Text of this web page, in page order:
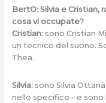
BertO: Silvia e Cristian,
cosa vi occupate?
Cristian:sono Cristian
un tecnico del suono.
Thea.
Silvia:sono Silvia
nello specifico – e sono